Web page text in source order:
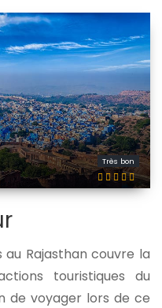
Très bon
Rajasthan couvre la
touristiques du
de voyager lors de ce